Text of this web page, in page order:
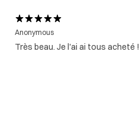
Anonymous
Très beau. Je l'ai ai tous acheté !